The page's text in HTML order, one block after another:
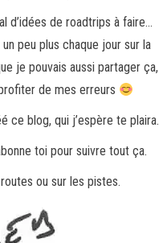
d’idées de roadtrips à faire…
peu plus chaque jour sur la
je pouvais aussi partager ça,
de mes erreurs
ce blog, qui j’espère te plaira.
toi pour suivre tout ça.
ou sur les pistes.